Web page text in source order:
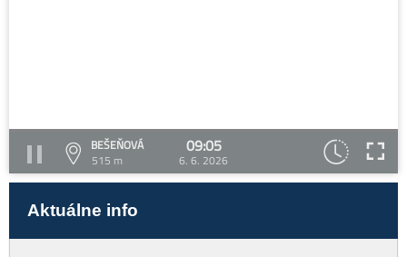
BEŠEŇOVÁ
515 m
09:05
6. 6. 2026
Aktuálne info